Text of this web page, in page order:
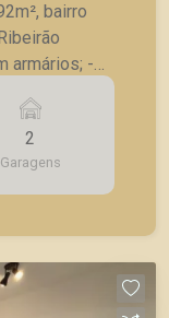
bairro
em vidro; -
-
agilidade e
2
Garagens